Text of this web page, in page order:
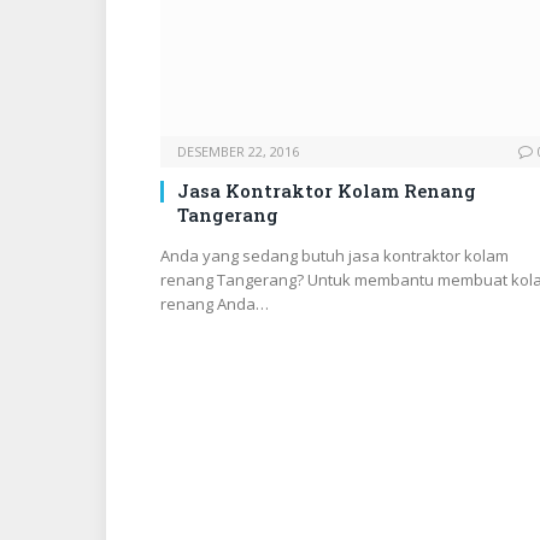
DESEMBER 22, 2016
Jasa Kontraktor Kolam Renang
Tangerang
Anda yang sedang butuh jasa kontraktor kolam
renang Tangerang? Untuk membantu membuat
renang Anda…